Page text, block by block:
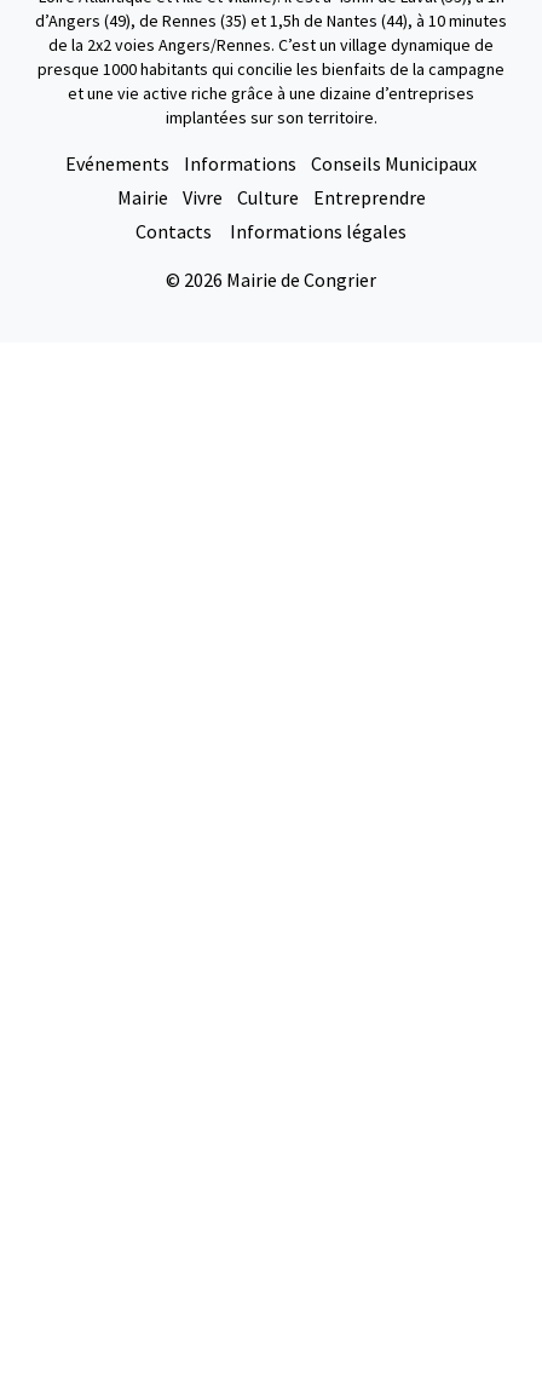
d’Angers (49), de Rennes (35) et 1,5h de Nantes (44), à 10 minutes
de la 2x2 voies Angers/Rennes. C’est un village dynamique de
presque 1000 habitants qui concilie les bienfaits de la campagne
et une vie active riche grâce à une dizaine d’entreprises
implantées sur son territoire.
Evénements Informations
Conseils Municipaux
Mairie
Vivre Culture
Entreprendre
Contacts
Informations légales
© 2026 Mairie de Congrier